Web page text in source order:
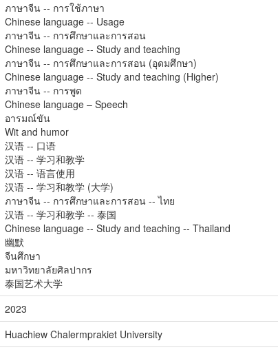
ภาษาจีน -- การใช้ภาษา
Chinese language -- Usage
ภาษาจีน -- การศึกษาและการสอน
Chinese language -- Study and teaching
ภาษาจีน -- การศึกษาและการสอน (อุดมศึกษา)
Chinese language -- Study and teaching (Higher)
ภาษาจีน -- การพูด
Chinese language – Speech
อารมณ์ขัน
Wit and humor
汉语 -- 口语
汉语 -- 学习和教学
汉语 -- 语言使用
汉语 -- 学习和教学 (大学)
ภาษาจีน -- การศึกษาและการสอน -- ไทย
汉语 -- 学习和教学 -- 泰国
Chinese language -- Study and teaching -- Thailand
幽默
จีนศึกษา
มหาวิทยาลัยศิลปากร
泰国艺术大学
2023
Huachiew Chalermprakiet University